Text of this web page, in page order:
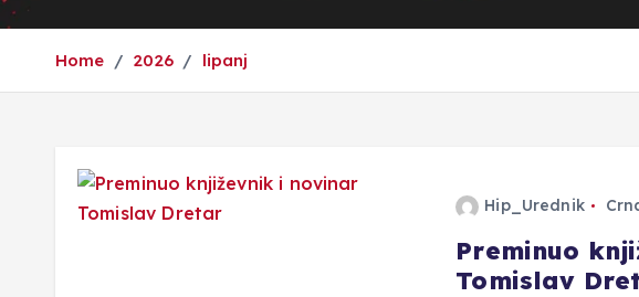
Home 2026 lipanj
Hip_Urednik
Preminuo
Tomislav